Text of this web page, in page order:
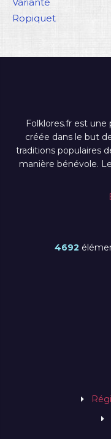
Ropiquet
Folklores.fr est
créée dans le but
traditions populaires
manière bénévole.
4692